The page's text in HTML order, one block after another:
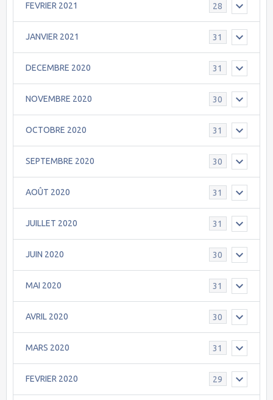
FEVRIER 2021 28
JANVIER 2021 31
DECEMBRE 2020 31
NOVEMBRE 2020 30
OCTOBRE 2020 31
SEPTEMBRE 2020 30
AOÛT 2020 31
JUILLET 2020 31
JUIN 2020 30
MAI 2020 31
AVRIL 2020 30
MARS 2020 31
FEVRIER 2020 29